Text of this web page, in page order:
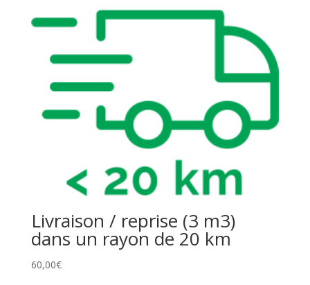
Livraison / reprise (3 m3)
dans un rayon de 20 km
60,00€